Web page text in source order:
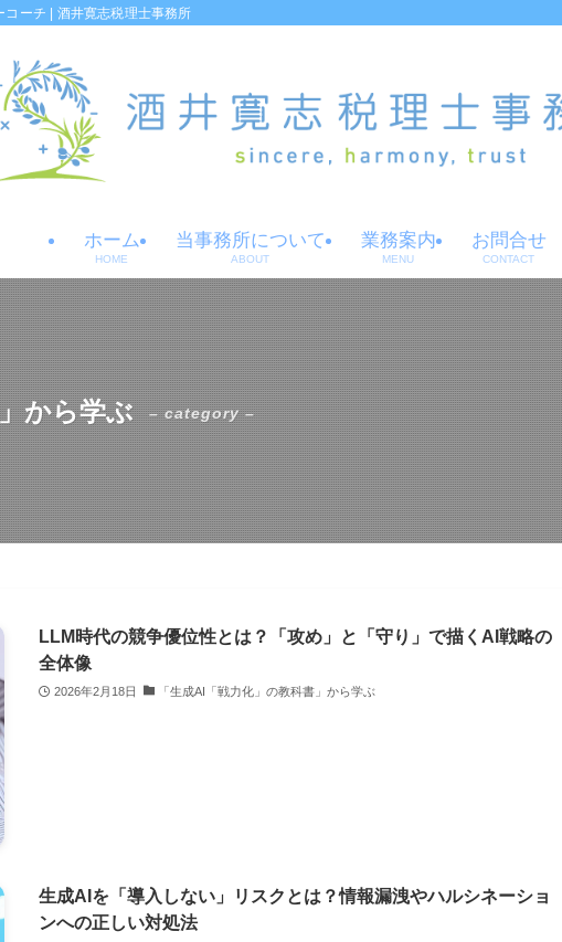
ーチ | 酒井寛志税理士事務所
ホーム
HOME
当事務所について
ABOUT
業務案内
MENU
お問合せ
CONTACT
から学ぶ – category –
LLM時代の競争優位性とは？「攻め」と「守り」で描くAI戦略の
全体像
2026年2月18日 「生成AI「戦力化」の教科書」から学ぶ
生成AIを「導入しない」リスクとは？情報漏洩やハルシネーショ
ンへの正しい対処法